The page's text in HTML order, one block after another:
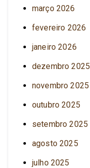
março 2026
fevereiro 2026
janeiro 2026
dezembro 2025
novembro 2025
outubro 2025
setembro 2025
agosto 2025
julho 2025